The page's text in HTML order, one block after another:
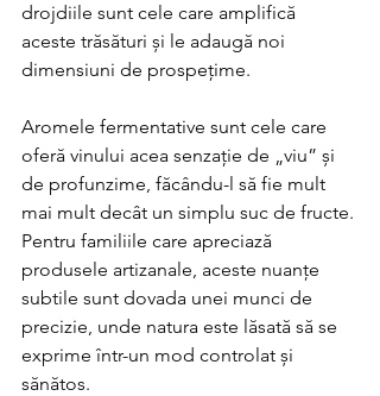
drojdiile sunt cele care amplifică
aceste trăsături și le adaugă noi
dimensiuni de prospețime.
Aromele fermentative sunt cele care
oferă vinului acea senzație de „viu” și
de profunzime, făcându-l să fie mult
mai mult decât un simplu suc de fructe.
Pentru familiile care apreciază
produsele artizanale, aceste nuanțe
subtile sunt dovada unei munci de
precizie, unde natura este lăsată să se
exprime într-un mod controlat și
sănătos.